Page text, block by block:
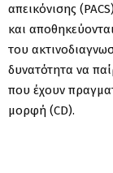
απεικόνισης
και
του
δυνατότητα να
που έχουν
μορφή (CD).